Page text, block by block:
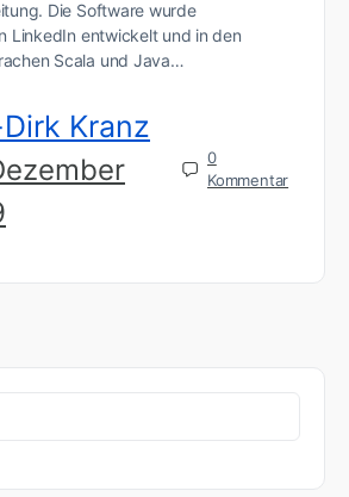
Die Software wurde
LinkedIn entwickelt und in den
Scala und Java…
Kranz
0
Kommentar